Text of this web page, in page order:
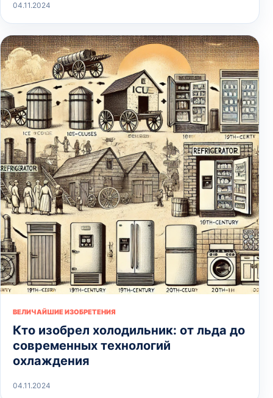
04.11.2024
ВЕЛИЧАЙШИЕ ИЗОБРЕТЕНИЯ
Кто изобрел холодильник: от льда до
современных технологий
охлаждения
04.11.2024